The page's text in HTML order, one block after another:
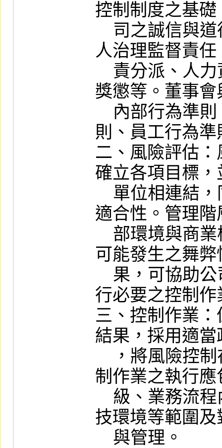
控制制度之基
人治理監督責
獎懲等。董事
則、員工行為
二、風險評估
確立各項目標
適合性。管理
可能發生之舞
行必要之控制作
三、控制作業
結果，採用適
制作業之執行
技環境等範圍